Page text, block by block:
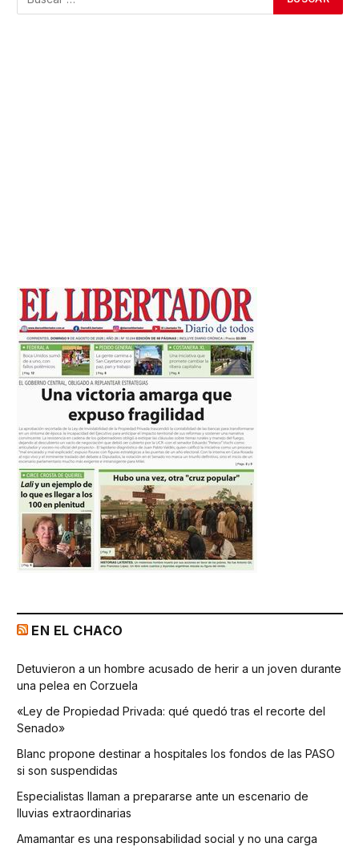
EN EL CHACO
Detuvieron a un hombre acusado de herir a un joven durante
una pelea en Corzuela
«Ley de Propiedad Privada: qué quedó tras el recorte del
Senado»
Blanc propone destinar a hospitales los fondos de las PASO
si son suspendidas
Especialistas llaman a prepararse ante un escenario de
lluvias extraordinarias
Amamantar es una responsabilidad social y no una carga